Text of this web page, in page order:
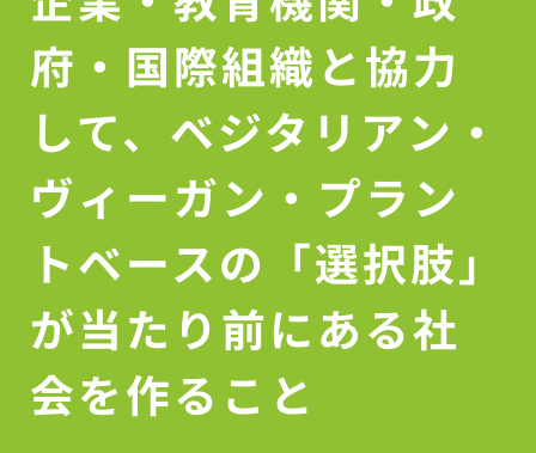
府・国際組織と協力
して、ベジタリアン・
ヴィーガン・プラン
トベースの「選択肢」
が当たり前にある社
会を作ること